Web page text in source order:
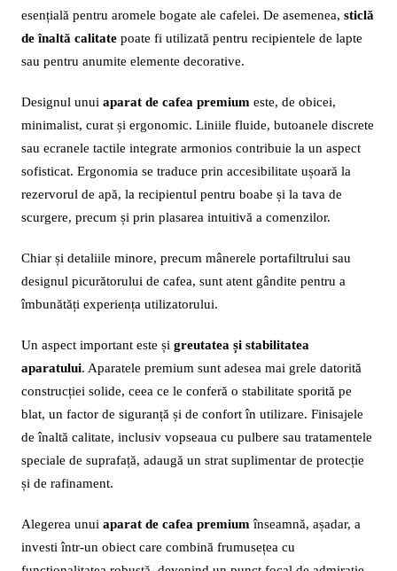
esențială pentru aromele bogate ale cafelei. De asemenea, sticlă
de înaltă calitate poate fi utilizată pentru recipientele de lapte
sau pentru anumite elemente decorative.
Designul unui aparat de cafea premium este, de obicei,
minimalist, curat și ergonomic. Liniile fluide, butoanele discrete
sau ecranele tactile integrate armonios contribuie la un aspect
sofisticat. Ergonomia se traduce prin accesibilitate ușoară la
rezervorul de apă, la recipientul pentru boabe și la tava de
scurgere, precum și prin plasarea intuitivă a comenzilor.
Chiar și detaliile minore, precum mânerele portafiltrului sau
designul picurătorului de cafea, sunt atent gândite pentru a
îmbunătăți experiența utilizatorului.
Un aspect important este și greutatea și stabilitatea
aparatului. Aparatele premium sunt adesea mai grele datorită
construcției solide, ceea ce le conferă o stabilitate sporită pe
blat, un factor de siguranță și de confort în utilizare. Finisajele
de înaltă calitate, inclusiv vopseaua cu pulbere sau tratamentele
speciale de suprafață, adaugă un strat suplimentar de protecție
și de rafinament.
Alegerea unui aparat de cafea premium înseamnă, așadar, a
investi într-un obiect care combină frumusețea cu